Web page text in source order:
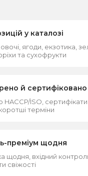
у каталозі
ягоди, екзотика,
та сухофрукти
й сертифіковано
ISO, сертифікати
терміни
преміум щодня
щодня, вхідний
свіжості